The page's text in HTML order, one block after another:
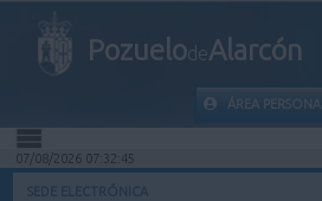
PozuelodeAlarcón
ÁREA PERSONAL
INICIO
07/08/2026 07:32:45
SEDE ELECTRÓNICA